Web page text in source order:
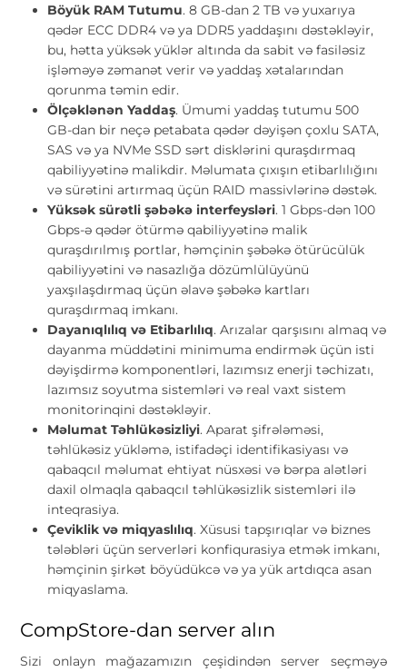
Böyük RAM Tutumu. 8 GB-dan 2 TB və yuxarıya
qədər ECC DDR4 və ya DDR5 yaddaşını dəstəkləyir,
bu, hətta yüksək yüklər altında da sabit və fasiləsiz
işləməyə zəmanət verir və yaddaş xətalarından
qorunma təmin edir.
Ölçəklənən Yaddaş. Ümumi yaddaş tutumu 500
GB-dan bir neçə petabata qədər dəyişən çoxlu SATA,
SAS və ya NVMe SSD sərt disklərini quraşdırmaq
qabiliyyətinə malikdir. Məlumata çıxışın etibarlılığını
və sürətini artırmaq üçün RAID massivlərinə dəstək.
Yüksək sürətli şəbəkə interfeysləri. 1 Gbps-dən 100
Gbps-ə qədər ötürmə qabiliyyətinə malik
quraşdırılmış portlar, həmçinin şəbəkə ötürücülük
qabiliyyətini və nasazlığa dözümlülüyünü
yaxşılaşdırmaq üçün əlavə şəbəkə kartları
quraşdırmaq imkanı.
Dayanıqlılıq və Etibarlılıq. Arızalar qarşısını almaq və
dayanma müddətini minimuma endirmək üçün isti
dəyişdirmə komponentləri, lazımsız enerji təchizatı,
lazımsız soyutma sistemləri və real vaxt sistem
monitorinqini dəstəkləyir.
Məlumat Təhlükəsizliyi. Aparat şifrələməsi,
təhlükəsiz yükləmə, istifadəçi identifikasiyası və
qabaqcıl məlumat ehtiyat nüsxəsi və bərpa alətləri
daxil olmaqla qabaqcıl təhlükəsizlik sistemləri ilə
inteqrasiya.
Çeviklik və miqyaslılıq. Xüsusi tapşırıqlar və biznes
tələbləri üçün serverləri konfiqurasiya etmək imkanı,
həmçinin şirkət böyüdükcə və ya yük artdıqca asan
miqyaslama.
CompStore-dan server alın
Sizi onlayn mağazamızın çeşidindən server seçməyə